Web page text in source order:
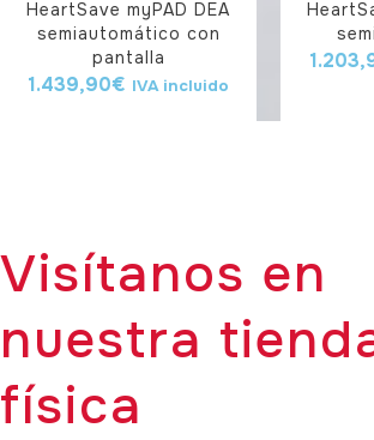
HeartSave myPAD DEA
semiautomático con
pantalla
1.439,90€ IVA incluido
Visítanos en
nuestra
física